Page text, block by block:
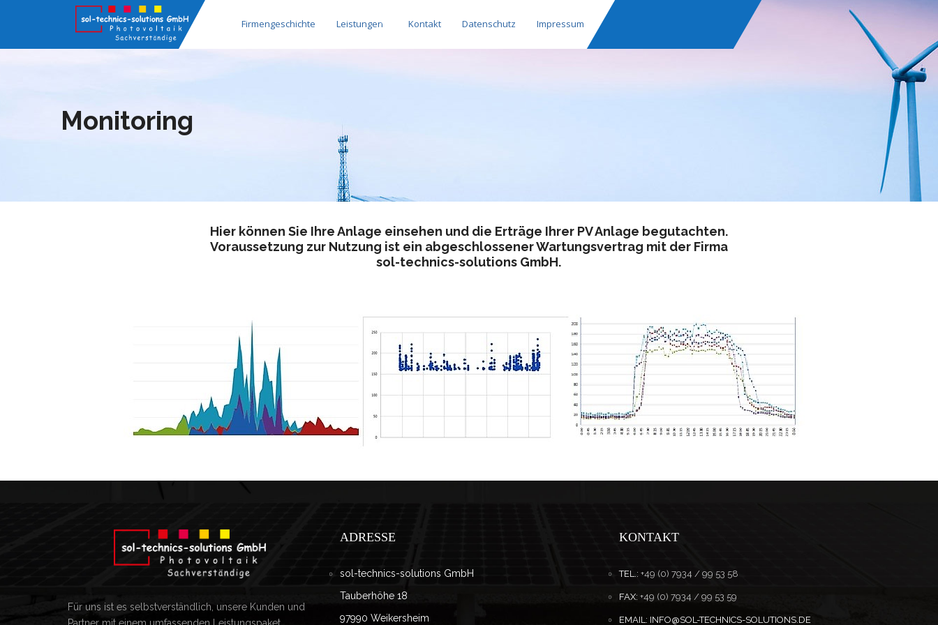
Firmengeschichte Leistungen Kontakt Datenschutz Impressum
Monitoring
Hier können Sie Ihre Anlage einsehen und die Erträge Ihrer PV Anlage begutachten.
Voraussetzung zur Nutzung ist ein abgeschlossener Wartungsvertrag mit der Firma
sol-technics-solutions GmbH.
Für uns ist es selbstverständlich, unsere Kunden und
ADRESSE
sol-technics-solutions GmbH
Tauberhöhe 18
97990 Weikersheim
KONTAKT
TEL.: +49 (0) 7934 / 99 53 58
FAX: +49 (0) 7934 / 99 53 59
EMAIL: INFO@SOL-TECHNICS-SOLUTIONS.DE